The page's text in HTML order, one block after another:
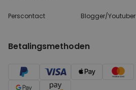
Perscontact Blogger/Youtuber
Betalingsmethoden